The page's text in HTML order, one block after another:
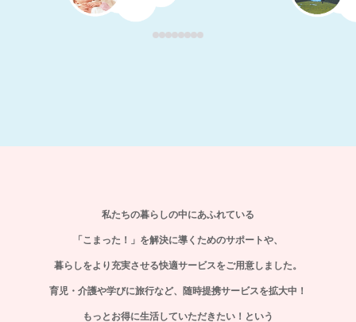
私たちの暮らしの中にあふれている
「こまった！」を解決に導くためのサポートや、
暮らしをより充実させる快適サービスをご用意しました。
育児・介護や学びに旅行など、随時提携サービスを拡大中！
もっとお得に生活していただきたい！という